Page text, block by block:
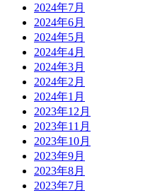
2024年7月
2024年6月
2024年5月
2024年4月
2024年3月
2024年2月
2024年1月
2023年12月
2023年11月
2023年10月
2023年9月
2023年8月
2023年7月